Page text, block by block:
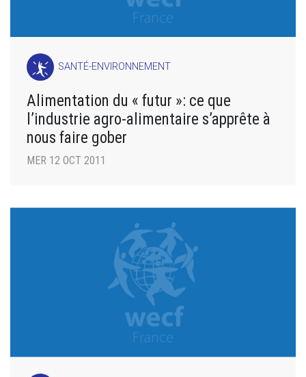
SANTÉ-ENVIRONNEMENT
Alimentation du « futur »: ce que
l’industrie agro-alimentaire s’apprête à
nous faire gober
MER 12 OCT 2011